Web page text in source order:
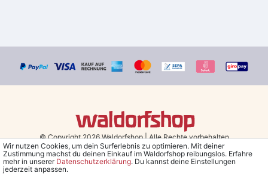
© Copyright 2026 Waldorfshop|Alle Rechte vorbehalten.
Bestellungen mit Prio Versand bis 13 Uhr, garantierter Versand am
Wir nutzen Cookies, um dein Surferlebnis zu optimieren. Mit deiner
Zustimmung machst du deinen Einkauf im Waldorfshop reibungslos. Erfahre
mehr in unserer Daten­schutz­erklärung. Du kannst deine Einstellungen
jederzeit anpassen.